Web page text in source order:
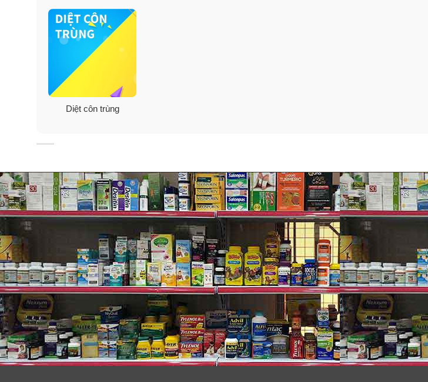
Thành phần xịt chống muỗi và côn trùng OFF! Family
Thành phần : DEET 15%
Diệt côn trùng